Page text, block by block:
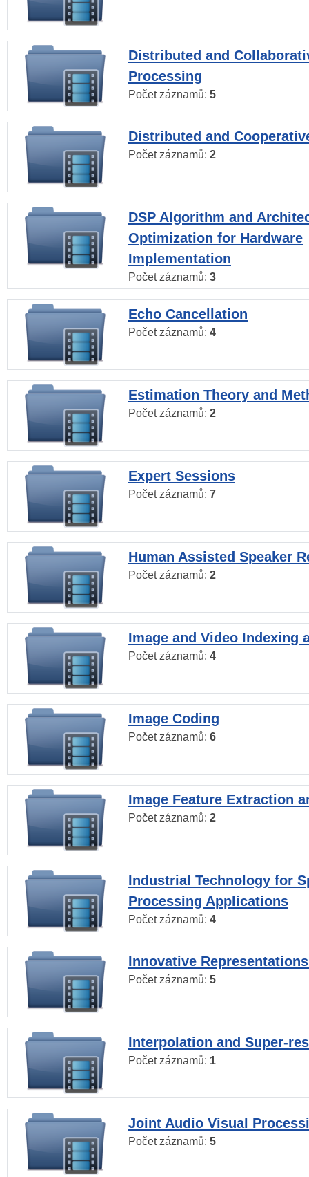
Distributed and
Processing
Počet záznamů: 5
Distributed and
Počet záznamů: 2
DSP Algorithm and
Optimization for Hardware
Implementation
Počet záznamů: 3
Echo Cancellation
Počet záznamů: 4
Estimation Theory and
Počet záznamů: 2
Expert Sessions
Počet záznamů: 7
Human Assisted Speaker
Počet záznamů: 2
Image and Video Indexing
Počet záznamů: 4
Image Coding
Počet záznamů: 6
Image Feature Extraction
Počet záznamů: 2
Industrial Technology for
Processing Applications
Počet záznamů: 4
Innovative
Počet záznamů: 5
Interpolation and Super-
Počet záznamů: 1
Joint Audio Visual
Počet záznamů: 5